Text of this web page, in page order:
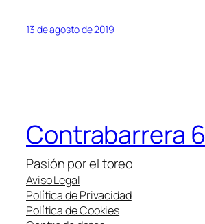
13 de agosto de 2019
Contrabarrera 6
Pasión por el toreo
Aviso Legal
Política de Privacidad
Política de Cookies